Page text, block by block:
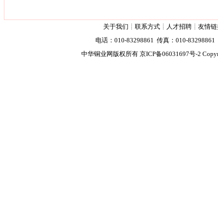
关于我们 ┊ 联系方式 ┊ 人才招聘 ┊ 友情
电话：010-83298861 传真：010-
中华铜业网版权所有 京ICP备06031697号-2